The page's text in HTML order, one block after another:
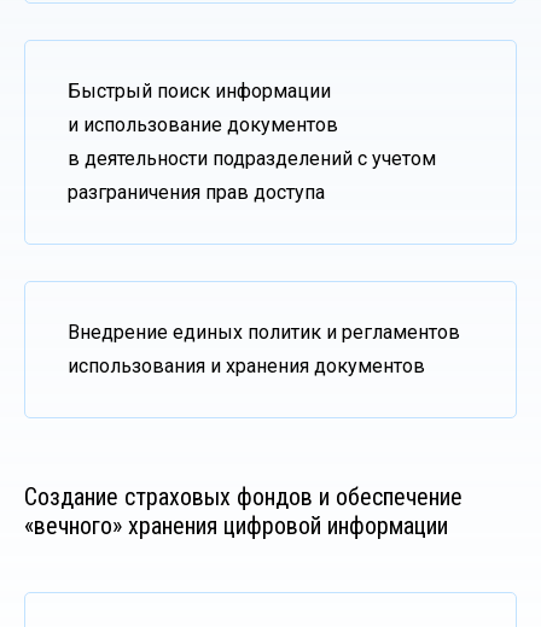
Быстрый поиск информации
и использование документов
в деятельности подразделений с учетом
разграничения прав доступа
Внедрение единых политик и регламентов
использования и хранения документов
Создание страховых фондов и обеспечение
«вечного» хранения цифровой информации